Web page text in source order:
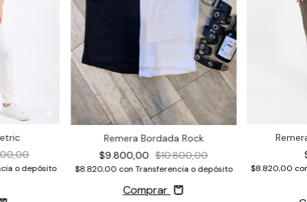
o depósito
Remera Bordada Rock
$9.800,00 $10.800,00
$8.820,00 conTransferencia o depósito
Comprar
$8.820,00